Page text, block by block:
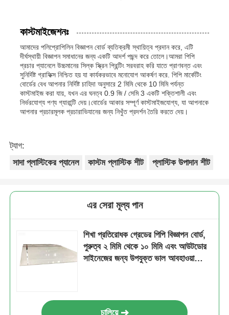
কাস্টমাইজেশনঃ
আমাদের পলিপ্রোপিলিন বিজ্ঞাপন বোর্ড ব্যতিক্রমী স্থায়িত্ব প্রদান করে, এটি
দীর্ঘস্থায়ী বিজ্ঞাপন সমাধানের জন্য একটি আদর্শ পছন্দ করে তোলে।আমরা পিপি
প্রচার প্যানেলে উচ্চমানের সিল্ক স্ক্রিন প্রিন্টিং সরবরাহ করি যাতে প্রাণবন্ত এবং
সুনির্দিষ্ট গ্রাফিক্স নিশ্চিত হয় যা কার্যকরভাবে মনোযোগ আকর্ষণ করে. পিপি মার্কেটিং
বোর্ডের বেধ আপনার নির্দিষ্ট চাহিদা অনুসারে 2 মিমি থেকে 10 মিমি পর্যন্ত
কাস্টমাইজ করা যায়, যখন এর ঘনত্ব 0.9 জি / সেমি 3 একটি শক্তিশালী এবং
নির্ভরযোগ্য পণ্য গ্যারান্টি দেয়।বোর্ডের আকার সম্পূর্ণ কাস্টমাইজযোগ্য, যা আপনাকে
আপনার প্রচারমূলক প্রচারাভিযানের জন্য নিখুঁত প্রদর্শন তৈরি করতে দেয়।
ট্যাগ:
সাদা প্লাস্টিকের প্যানেল
কাস্টম প্লাস্টিক শীট প্লাস্টিক উপাদান শীট
এর সেরা মূল্য পান
শিখা প্রতিরোধক গ্রেডের পিপি বিজ্ঞাপন বোর্ড,
পুরুত্ব ২ মিমি থেকে ১০ মিমি এবং আউটডোর
সাইনেজের জন্য উপযুক্ত ভাল আবহাওয়া
চালিয়ে